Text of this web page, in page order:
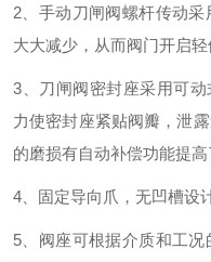
2 、手动刀闸阀螺杆传动
大大减少，从而阀门开启轻
3 、刀闸阀密封座采用可
力使密封座紧贴阀瓣，泄
的磨损有自动补偿功能提高
4 、固定导向爪，无凹槽设
5 、阀座可根据介质和工